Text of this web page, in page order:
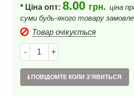
* Ціна опт: 8.00 грн. ціна
суми будь-якого товару
Товар очікується
- +
ПОВІДОМТЕ КОЛИ З'ЯВИТЬСЯ